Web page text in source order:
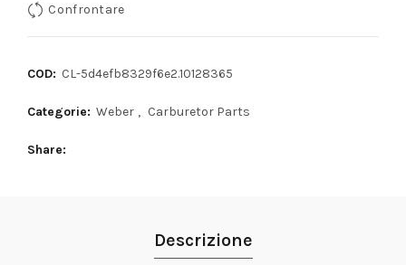
Confrontare
COD: CL-5d4efb8329f6e2.10128365
Categorie: Weber , Carburetor Parts
Share
Descrizione